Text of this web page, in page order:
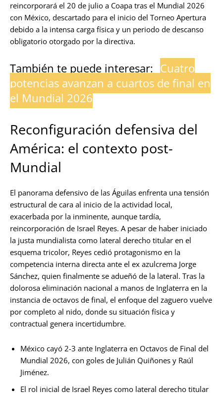
reincorporará el 20 de julio a Coapa tras el Mundial 2026
con México, descartado para el inicio del Torneo Apertura
debido a la intensa carga física y un periodo de descanso
obligatorio otorgado por la directiva.
También te puede interesar: Cuatro
potencias avanzan a cuartos de final en
el Mundial 2026
Reconfiguración defensiva del
América: el contexto post-
Mundial
El panorama defensivo de las Águilas enfrenta una tensión
estructural de cara al inicio de la actividad local,
exacerbada por la inminente, aunque tardía,
reincorporación de Israel Reyes. A pesar de haber iniciado
la justa mundialista como lateral derecho titular en el
esquema tricolor, Reyes cedió protagonismo en la
competencia interna directa ante el ex azulcrema Jorge
Sánchez, quien finalmente se adueñó de la lateral. Tras la
dolorosa eliminación nacional a manos de Inglaterra en la
instancia de octavos de final, el enfoque del zaguero vuelve
por completo al nido, donde su situación física y
contractual genera incertidumbre.
México cayó 2-3 ante Inglaterra en Octavos de Final del
Mundial 2026, con goles de Julián Quiñones y Raúl
Jiménez.
El rol inicial de Israel Reyes como lateral derecho titular